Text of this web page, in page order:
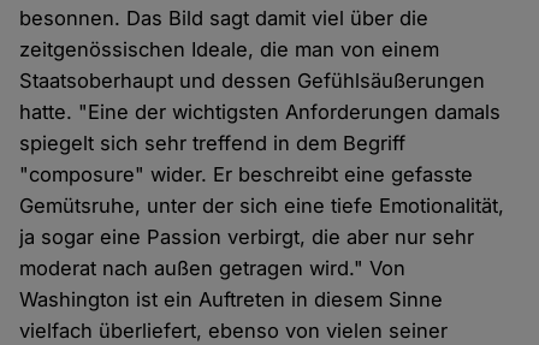
besonnen. Das Bild sagt damit viel über die
zeitgenössischen Ideale, die man von einem
Staatsoberhaupt und dessen Gefühlsäußerungen
hatte. "Eine der wichtigsten Anforderungen damals
spiegelt sich sehr treffend in dem Begriff
"composure" wider. Er beschreibt eine gefasste
Gemütsruhe, unter der sich eine tiefe Emotionalität,
ja sogar eine Passion verbirgt, die aber nur sehr
moderat nach außen getragen wird." Von
Washington ist ein Auftreten in diesem Sinne
vielfach überliefert, ebenso von vielen seiner